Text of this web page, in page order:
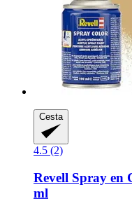
Cesta
4.5 (2)
Revell Spray en
ml